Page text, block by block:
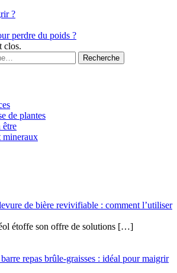
?
perdre du poids ?
clos.
Recherche
de plantes
être
mineraux
de bière revivifiable : comment l’utiliser
étoffe son offre de solutions […]
repas brûle-graisses : idéal pour maigrir